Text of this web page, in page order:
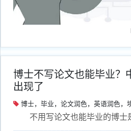
博士不写论文也能毕业？
出现了
博士，毕业，论文润色，英语润色，
不用写论文也能毕业的博士